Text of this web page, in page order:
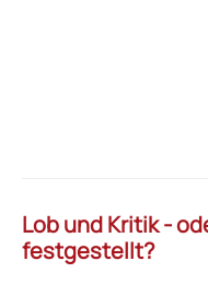
Lob und Kritik -
festgestellt?